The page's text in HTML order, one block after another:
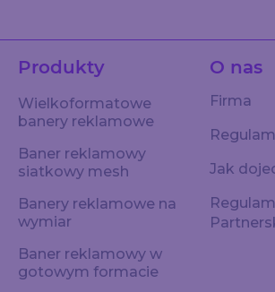
Produkty
Wielkoformatowe
banery reklamowe
Baner reklamowy
siatkowy mesh
Banery reklamowe na
wymiar
Baner reklamowy w
gotowym formacie
O nas
Firma
Jak